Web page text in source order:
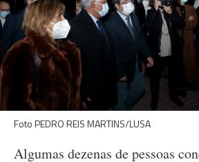
Foto PEDRO REIS MARTINS/LUSA
Algumas dezenas de pessoas